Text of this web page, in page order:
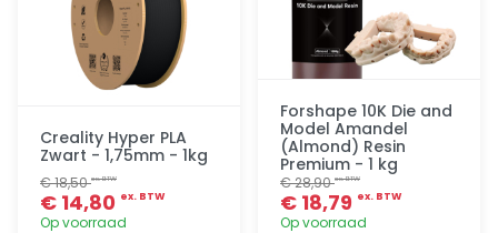
Creality Hyper PLA
Zwart - 1,75mm - 1kg
€ 18,50ex. BTW
€ 14,80 ex. BTW
Op voorraad
Forshape 10K Die and
Model Amandel
(Almond) Resin
Premium - 1 kg
€ 28,90ex. BTW
€ 18,79 ex. BTW
Op voorraad